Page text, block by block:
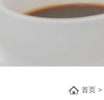
首页 >